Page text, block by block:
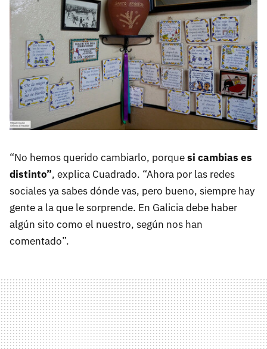
“No hemos querido cambiarlo, porquesi cambias es
distinto”, explica Cuadrado. “Ahora por las redes
sociales ya sabes dónde vas, pero bueno, siempre hay
gente a la que le sorprende. En Galicia debe haber
algún sito como el nuestro, según nos han
comentado”.